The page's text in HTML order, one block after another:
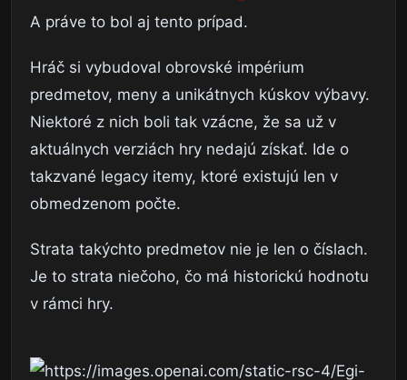
A práve to bol aj tento prípad.
Hráč si vybudoval obrovské impérium
predmetov, meny a unikátnych kúskov výbavy.
Niektoré z nich boli tak vzácne, že sa už v
aktuálnych verziách hry nedajú získať. Ide o
takzvané legacy itemy, ktoré existujú len v
obmedzenom počte.
Strata takýchto predmetov nie je len o číslach.
Je to strata niečoho, čo má historickú hodnotu
v rámci hry.